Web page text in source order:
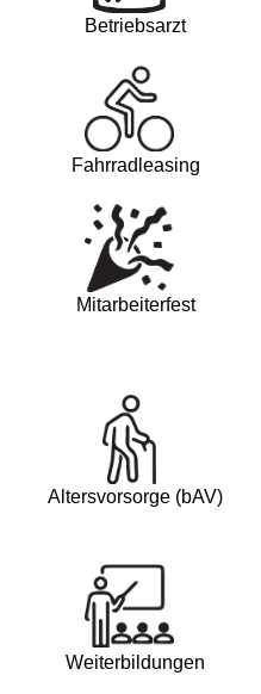
Betriebsarzt
Fahrradleasing
Mitarbeiterfest
Altersvorsorge (bAV)
Weiterbildungen